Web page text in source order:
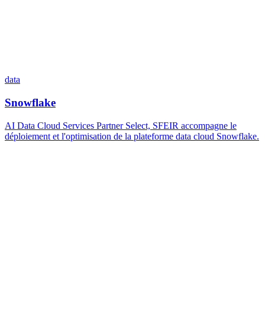
data
Snowflake
AI Data Cloud Services Partner Select, SFEIR accompagne le
déploiement et l'optimisation de la plateforme data cloud Snowflake.